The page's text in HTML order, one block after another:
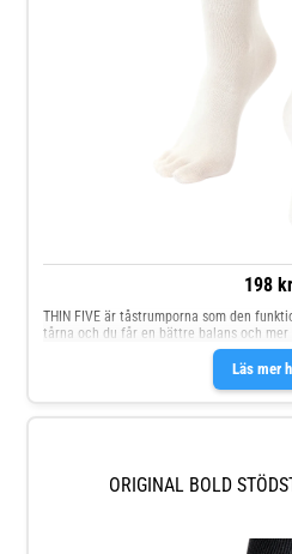
198 kr
Läs mer
THIN FIVE är tåstrumporna som den
tårna och du får en bättre balans och
ORIGINAL BOLD